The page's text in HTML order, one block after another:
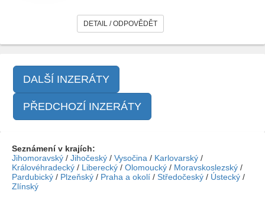
DETAIL / ODPOVĚDĚT
DALŠÍ INZERÁTY
PŘEDCHOZÍ INZERÁTY
Seznámení v krajích:
Jihomoravský / Jihočeský / Vysočina / Karlovarský /
Královéhradecký / Liberecký / Olomoucký / Moravskoslezský /
Pardubický / Plzeňský / Praha a okolí / Středočeský / Ústecký /
Zlínský